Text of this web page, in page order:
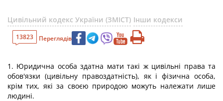
Цивільний кодекс України (ЗМІСТ) Інши кодекси
13823 Переглядів
1. Юридична особа здатна мати такі ж цивільні права та
обов'язки (цивільну правоздатність), як і фізична особа,
крім тих, які за своєю природою можуть належати лише
людині.